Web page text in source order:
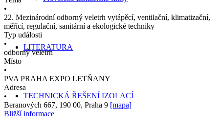
LITERATURA
TECHNICKÁ ŘEŠENÍ IZOLACÍ
•
22. Mezinárodní odborný veletrh vytápěcí, ventilační, klimatizační,
měřící, regulační, sanitární a ekologické techniky
Typ události
•
odborný veletrh
Místo
•
PVA PRAHA EXPO LETŇANY
Adresa
•
Beranových 667, 190 00, Praha 9 [mapa]
Bližší informace